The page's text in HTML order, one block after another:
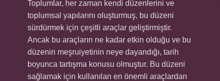
Toplumlar, her zaman kendi düzenlerini ve
toplumsal yapılarını oluşturmuş, bu düzeni
sürdürmek için çeşitli araçlar geliştirmiştir.
Ancak bu araçların ne kadar etkin olduğu ve bu
düzenin meşruiyetinin neye dayandığı, tarih
boyunca tartışma konusu olmuştur. Bu düzeni
sağlamak için kullanılan en önemli araçlardan